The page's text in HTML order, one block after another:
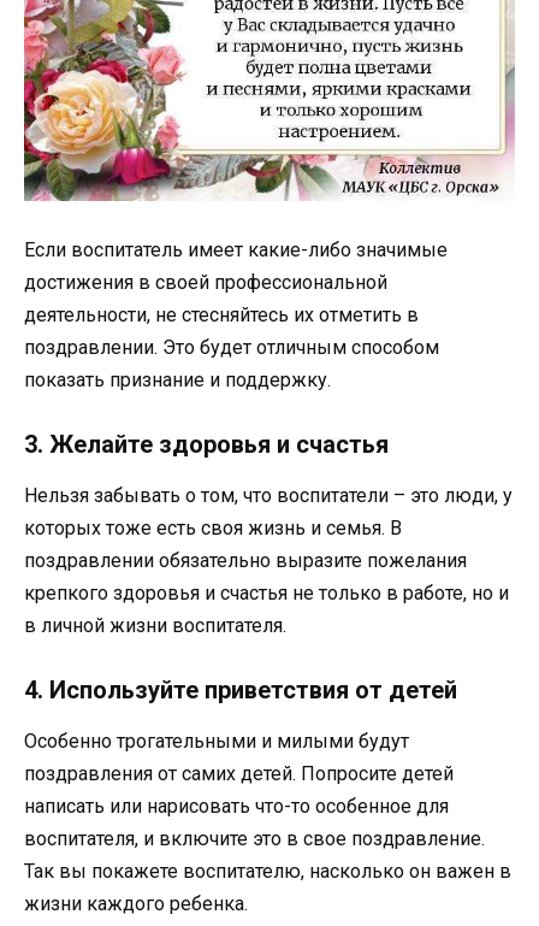
Если воспитатель имеет какие-либо значимые
достижения в своей профессиональной
деятельности, не стесняйтесь их отметить в
поздравлении. Это будет отличным способом
показать признание и поддержку.
3. Желайте здоровья и счастья
Нельзя забывать о том, что воспитатели – это люди, у
которых тоже есть своя жизнь и семья. В
поздравлении обязательно выразите пожелания
крепкого здоровья и счастья не только в работе, но и
в личной жизни воспитателя.
4. Используйте приветствия от детей
Особенно трогательными и милыми будут
поздравления от самих детей. Попросите детей
написать или нарисовать что-то особенное для
воспитателя, и включите это в свое поздравление.
Так вы покажете воспитателю, насколько он важен в
жизни каждого ребенка.